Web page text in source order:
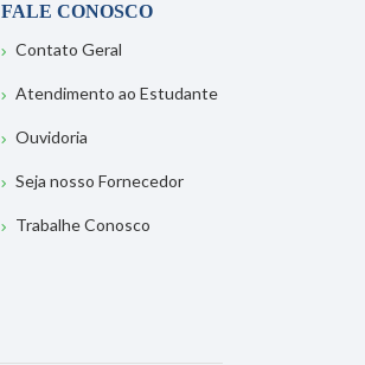
FALE CONOSCO
Contato Geral
Atendimento ao Estudante
Ouvidoria
Seja nosso Fornecedor
Trabalhe Conosco